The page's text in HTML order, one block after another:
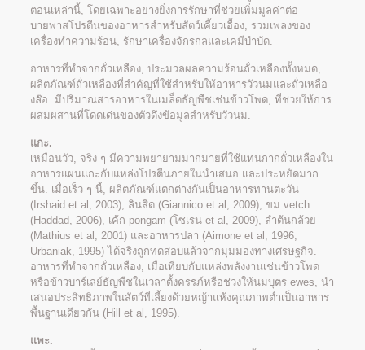
ตอนเหล่านี้, โดยเฉพาะอย่างยิ่งการรักษาที่ช่วยเพิ่มมูลค่าต่อ
บายพาสโปรตีนของอาหารสำหรับสัตว์เคี้ยวเอื้อง, รวมเพลงของ
เครื่องทำความร้อน, รักษาเครื่องจักรกลและเคมีบำบัด.
อาหารที่ทำจากถั่วเหลือง, ประมวลผลความร้อนถั่วเหลืองทั้งหมด,
ผลิตภัณฑ์ถั่วเหลืองที่สำคัญที่ใช้สำหรับให้อาหารวัวนมและถั่วเหลือ
งล๊อ. มีปริมาณสารอาหารในเมล็ดธัญพืชเช่นข้าวโพด, ที่ช่วยให้การ
ผสมผสานที่โดดเด่นของตัวดึงข้อมูลสำหรับวัวนม.
แกะ.
เหมือนวัว, จริง ๆ มีความพยายามมากมายที่ใช้แทนกากถั่วเหลืองใน
อาหารแผนแกะกับแหล่งโปรตีนภายในนำเสนอ และประหยัดมาก
ขึ้น. เมื่อเร็ว ๆ นี้, ผลิตภัณฑ์แตกต่างกันเป็นอาหารทานตะวัน
(Irshaid et al, 2003), ลินสีด (Giannico et al, 2009), ขม vetch
(Haddad, 2006), เค้ก pongam (โซเรน et al, 2009), ลำต้นกล้วย
(Mathius et al, 2001) และอาหารปลา (Aimone et al, 1996;
Urbaniak, 1995) ได้จริงถูกทดสอบแล้วจากมุมมองทางเศรษฐกิจ.
อาหารที่ทำจากถั่วเหลือง, เมื่อเทียบกับแหล่งพลังงานเช่นข้าวโพด
หรือข้าวบาร์เลย์ธัญพืชในเวลาตั้งครรภ์หรือช่วงให้นมบุตร ewes, นำ
เสนอประสิทธิภาพในสัตว์ที่เลี้ยงด้วยหญ้าแห้งคุณภาพต่ำเป็นอาหาร
พื้นฐานเดียวกัน (Hill et al, 1995).
แพะ.